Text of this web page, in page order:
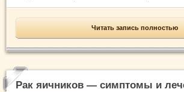
Читать запись полностью
Рак яичников — симптомы и